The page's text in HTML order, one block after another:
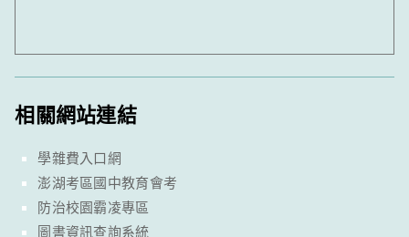
相關網站連結
學雜費入口網
澎湖考區國中教育會考
防治校園霸凌專區
圖書資訊查詢系統